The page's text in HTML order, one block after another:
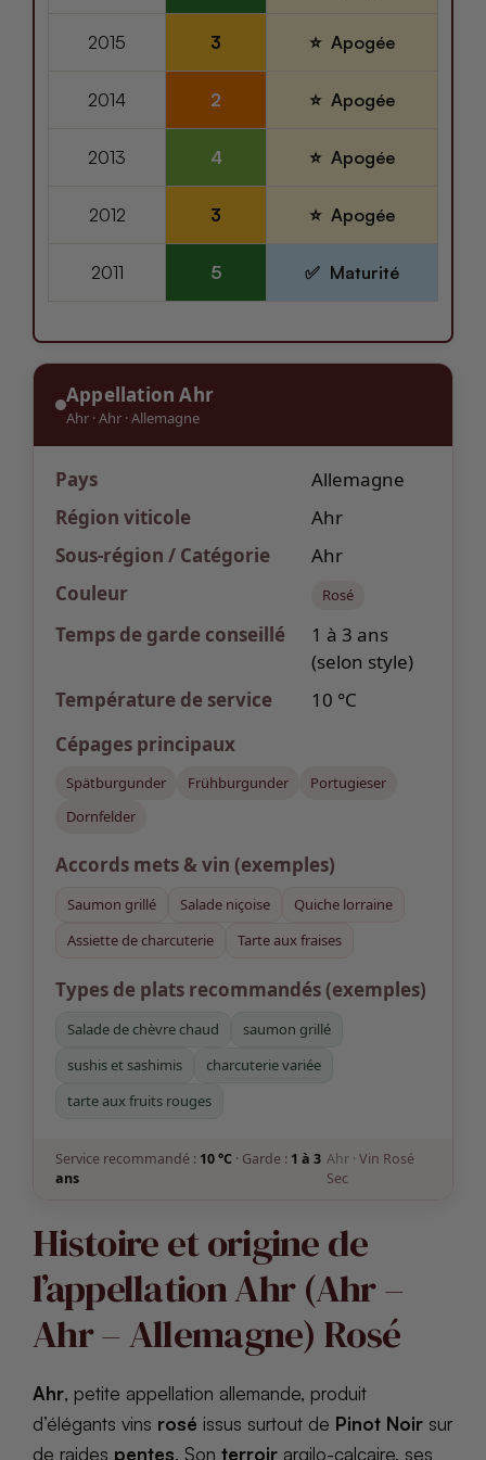
2015 3 Apogée
2014 2 Apogée
2013 4 Apogée
2012 3 Apogée
2011 5 Maturité
Appellation Ahr
Ahr ·Ahr ·Allemagne
Pays
Allemagne
Région viticole
Ahr
Sous-région / Catégorie
Ahr
Couleur
Rosé
Temps de garde conseillé
1 à 3 ans
(selon style)
Température de service
10 °C
Cépages principaux
Spätburgunder Frühburgunder
Portugieser
Dornfelder
Accords mets & vin (exemples)
Saumon grillé Salade niçoise
Quiche lorraine
Assiette de charcuterie
Tarte aux fraises
Types de plats recommandés (exemples)
Salade de chèvre chaud
saumon grillé
sushis et sashimis
charcuterie variée
tarte aux fruits rouges
Service recommandé : 10 °C · Garde : 1 à 3
ans
Ahr · Vin Rosé
Sec
Histoire et origine de
l’appellation Ahr (Ahr –
Ahr – Allemagne) Rosé
Ahr, petite appellation allemande, produit
d’élégants vins rosé issus surtout de Pinot Noir sur
de raides pentes. Son terroir argilo-calcaire, ses